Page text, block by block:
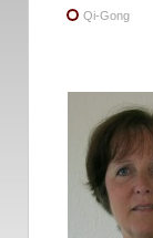
Qi-Gong